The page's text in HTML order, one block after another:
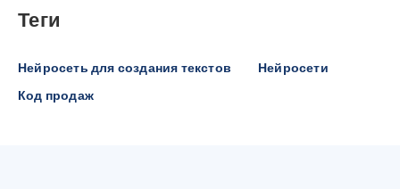
Теги
Нейросеть для создания текстов
Нейросети
Код продаж